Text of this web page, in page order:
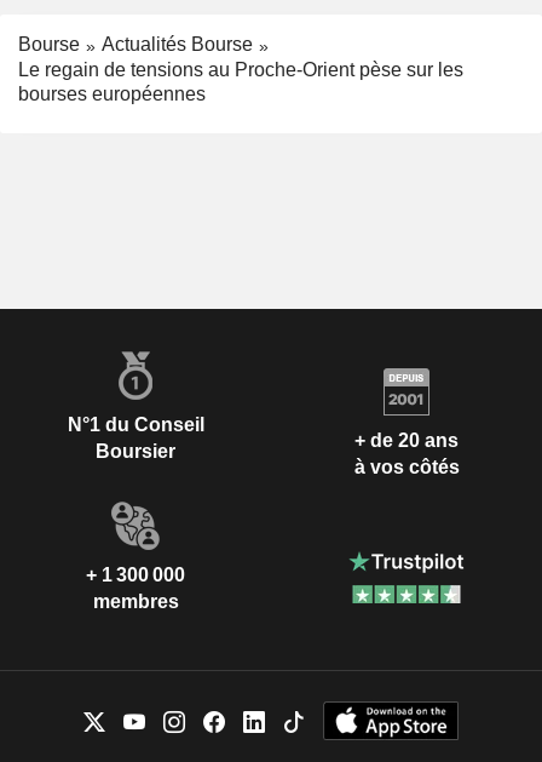
Bourse
Actualités Bourse
Le regain de tensions au Proche-Orient pèse sur les
bourses européennes
N°1 du Conseil
Boursier
+ de 20 ans
à vos côtés
+ 1 300 000
membres